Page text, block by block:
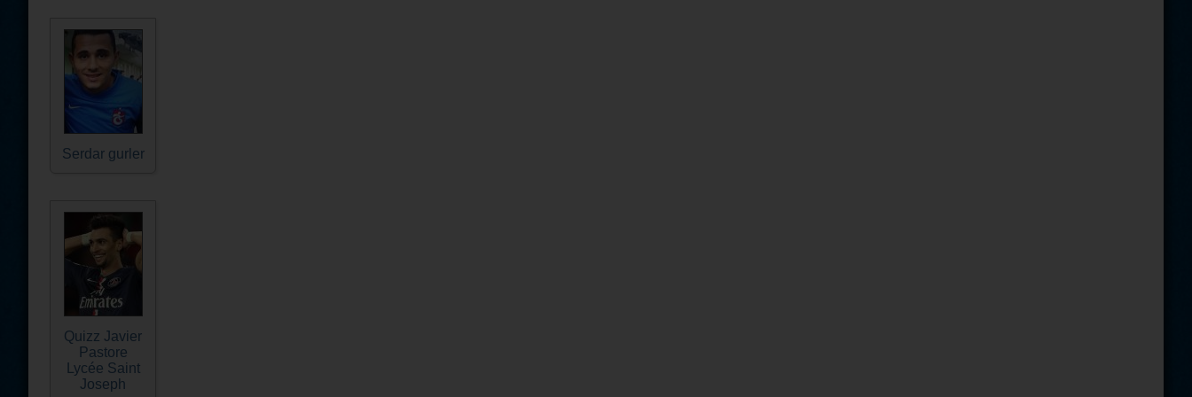
Serdar gurler
Quizz Javier
Pastore
Lycée Saint
Joseph